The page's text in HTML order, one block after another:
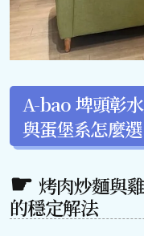
A-bao 埤頭彰
與蛋堡系怎麼選
烤肉炒麵與
的穩定解法